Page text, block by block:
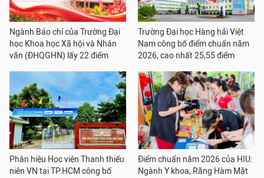
Ngành Báo chí của Trường Đại
học Khoa học Xã hội và Nhân
văn (ĐHQGHN) lấy 22 điểm
Trường Đại học Hàng hải Việt
Nam công bố điểm chuẩn năm
2026, cao nhất 25,55 điểm
Phân hiệu Học viện Thanh thiếu
niên VN tại TP.HCM công bố
Điểm chuẩn năm 2026 của HIU:
Ngành Y khoa, Răng Hàm Mặt